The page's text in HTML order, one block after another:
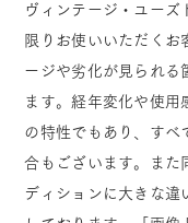
ヴィンテージ・ユーズ
限りお使いいただくお
ージや劣化が見られる
ます。経年変化や使用
の特性でもあり、すべ
合もございます。また
ディションに大きな違